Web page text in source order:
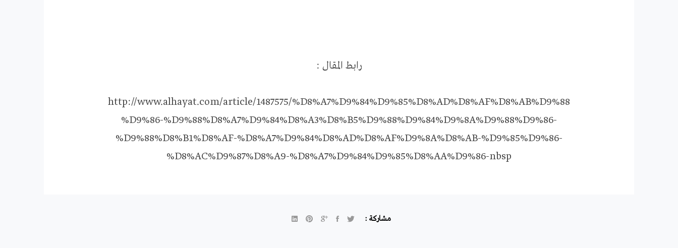
رابط المقال :
http://www.alhayat.com/article/1487575/%D8%A7%D9%84%D9%85%D8%AD%D8%AF%D8%AB%D9%88
%D9%86-%D9%88%D8%A7%D9%84%D8%A3%D8%B5%D9%88%D9%84%D9%8A%D9%88%D9%86-
%D9%88%D8%B1%D8%AF-%D8%A7%D9%84%D8%AD%D8%AF%D9%8A%D8%AB-%D9%85%D9%86-
%D8%AC%D9%87%D8%A9-%D8%A7%D9%84%D9%85%D8%AA%D9%86-nbsp
مشاركة :